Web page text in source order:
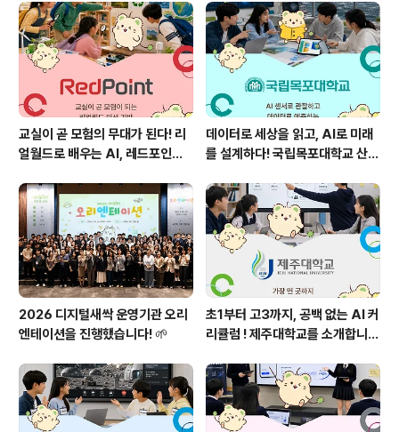
교실이 곧 모험의 무대가 된다! 리
얼월드로 배우는 AI, 레드포인트
데이터로 세상을 읽고, AI로 미래
를 설계하다! 국립목포대학교 산학
2026 디지털새싹 운영기관 오리
엔테이션을 진행했습니다! 🌱
초1부터 고3까지, 공백 없는 AI 커
리큘럼 ! 제주대학교를 소개합니